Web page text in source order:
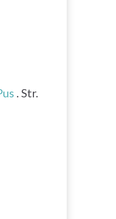
. Str.